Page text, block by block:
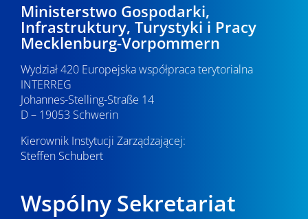
Ministerstwo Gospodarki,
Infrastruktury, Turystyki i Pracy
Mecklenburg-Vorpommern
Wydział 420 Europejska współpraca terytorialna
INTERREG
Johannes-Stelling-Straße 14
D – 19053 Schwerin
Kierownik Instytucji Zarządzającej:
Steffen Schubert
Wspólny Sekretariat